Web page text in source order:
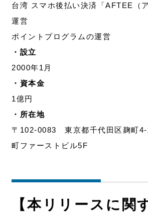
台湾 スマホ後払い決済「AFTEE（
運営
ポイントプログラムの運営
・設立
2000年1月
・資本金
1億円
・所在地
〒102-0083 東京都千代田区麹町4-
町ファーストビル5F
【本リリースに関